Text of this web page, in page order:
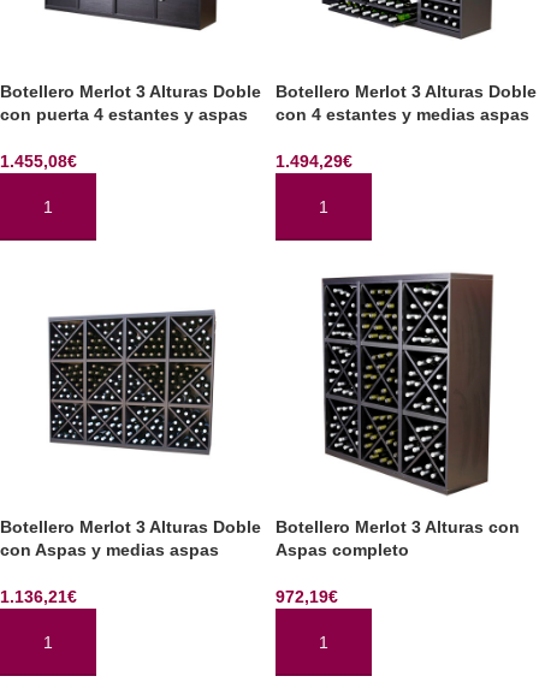
Botellero Merlot 3 Alturas Doble
con puerta 4 estantes y aspas
1.455,08€
AÑADIR AL CARRITO
Botellero Merlot 3 Alturas Doble
con 4 estantes y medias aspas
1.494,29€
AÑADIR AL CARRITO
Botellero Merlot 3 Alturas Doble
con Aspas y medias aspas
1.136,21€
AÑADIR AL CARRITO
Botellero Merlot 3 Alturas con
Aspas completo
972,19€
AÑADIR AL CARRITO